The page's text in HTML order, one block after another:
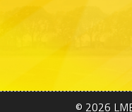
© 2026